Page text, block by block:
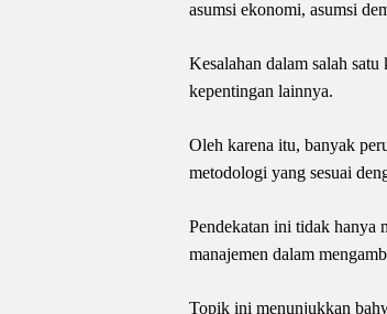
asumsi ekonomi, asumsi
Kesalahan dalam salah
kepentingan lainnya.
Oleh karena itu, banyak
metodologi yang sesuai
Pendekatan ini tidak hanya
manajemen dalam
Topik ini menunjukkan